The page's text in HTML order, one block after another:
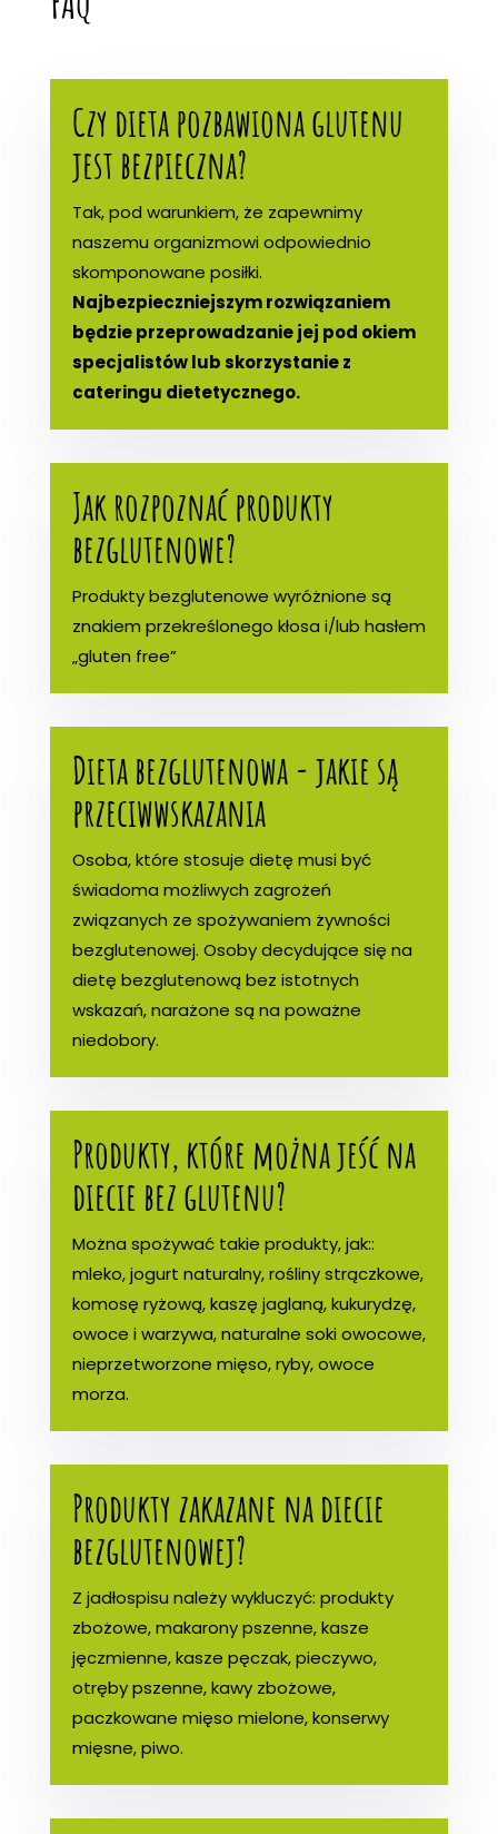
Czy dieta pozbawiona glutenu
jest bezpieczna?
Tak, pod warunkiem, że zapewnimy
naszemu organizmowi odpowiednio
skomponowane posiłki.
Najbezpieczniejszym rozwiązaniem
będzie przeprowadzanie jej pod okiem
specjalistów lub skorzystanie z
cateringu dietetycznego.
Jak rozpoznać produkty
bezglutenowe?
Produkty bezglutenowe wyróżnione są
znakiem przekreślonego kłosa i/lub hasłem
„gluten free”
Dieta bezglutenowa - jakie są
przeciwwskazania
Osoba, które stosuje dietę musi być
świadoma możliwych zagrożeń
związanych ze spożywaniem żywności
bezglutenowej. Osoby decydujące się na
dietę bezglutenową bez istotnych
wskazań, narażone są na poważne
niedobory.
Produkty, które można jeść na
diecie bez glutenu?
Można spożywać takie produkty, jak::
mleko, jogurt naturalny, rośliny strączkowe,
komosę ryżową, kaszę jaglaną, kukurydzę,
owoce i warzywa, naturalne soki owocowe,
nieprzetworzone mięso, ryby, owoce
morza.
Produkty zakazane na diecie
bezglutenowej?
Z jadłospisu należy wykluczyć: produkty
zbożowe, makarony pszenne, kasze
jęczmienne, kasze pęczak, pieczywo,
otręby pszenne, kawy zbożowe,
paczkowane mięso mielone, konserwy
mięsne, piwo.